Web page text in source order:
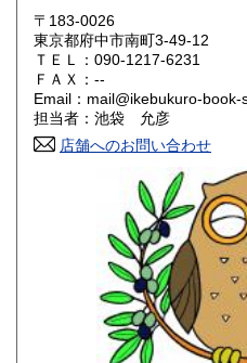
岡山県
山口県 220円
香川県
高知県 220円
220円
220円
220円
220円
〒183-0026
東京都府中市南町3-49-12
ＴＥＬ：090-1217-6231
ＦＡＸ：--
Email：mail@ikebukuro-book-
担当者：池袋 允彦
店舗へのお問い合わせ